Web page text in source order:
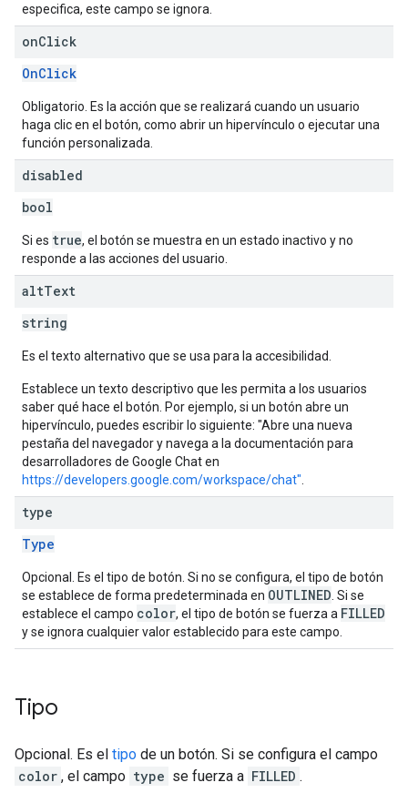
especifica, este campo se ignora.
onClick
OnClick
Obligatorio. Es la acción que se realizará cuando un usuario
haga clic en el botón, como abrir un hipervínculo o ejecutar una
función personalizada.
disabled
bool
Si es true, el botón se muestra en un estado inactivo y no
responde a las acciones del usuario.
altText
string
Es el texto alternativo que se usa para la accesibilidad.
Establece un texto descriptivo que les permita a los usuarios
saber qué hace el botón. Por ejemplo, si un botón abre un
hipervínculo, puedes escribir lo siguiente: "Abre una nueva
pestaña del navegador y navega a la documentación para
desarrolladores de Google Chat en
https://developers.google.com/workspace/chat"
type
Type
Opcional. Es el tipo de botón. Si no se configura, el tipo de botón
se establece de forma predeterminada en OUTLINED . Si se
establece el campo color, el tipo de botón se fuerza a FILLED
y se ignora cualquier valor establecido para este campo.
Tipo
Opcional. Es el tipo de un botón. Si se configura el campo
color , el campo type se fuerza a FILLED .